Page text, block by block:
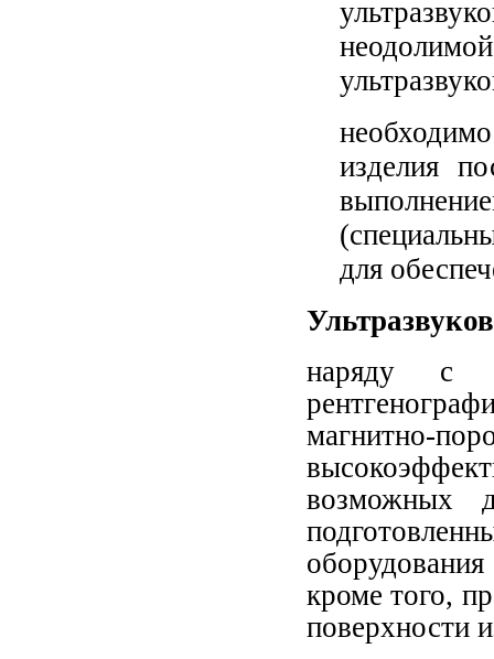
изделия
для
наряду с
магнитно-
возможных
кроме того,
поверхности